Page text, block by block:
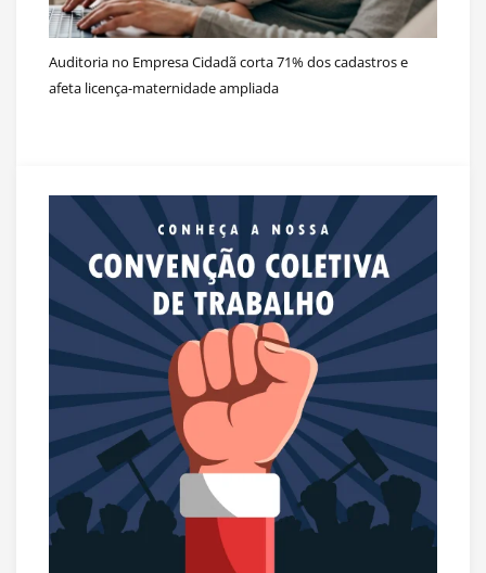
Auditoria no Empresa Cidadã corta 71% dos cadastros e
afeta licença-maternidade ampliada